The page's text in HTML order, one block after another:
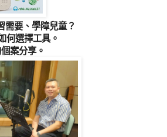
需要、學障兒童？
何選擇工具。
案分享。